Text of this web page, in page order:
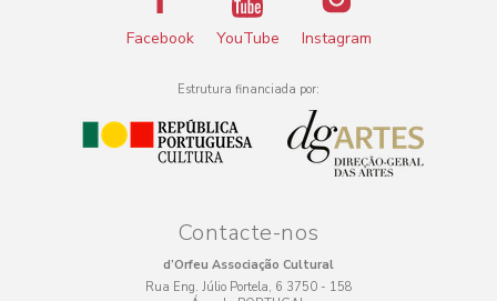
Facebook YouTube Instagram
Estrutura financiada por:
Contacte-nos
d’Orfeu Associação Cultural
Rua Eng. Júlio Portela, 6 3750 - 158